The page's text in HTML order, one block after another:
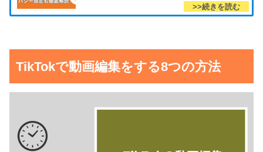
TikTokで動画編集をする8つの方法